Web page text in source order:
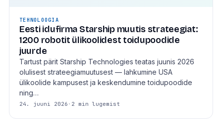
TEHNOLOOGIA
Eesti idufirma Starship muutis strateegiat:
1200 robotit ülikoolidest toidupoodide
juurde
Tartust pärit Starship Technologies teatas juunis 2026
olulisest strateegiamuutusest — lahkumine USA
ülikoolide kampusest ja keskendumine toidupoodide
ning…
24. juuni 2026 · 2 min lugemist